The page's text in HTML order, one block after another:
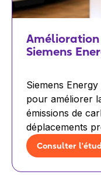
Siemens
Siemens
pour améliorer
émissions de
déplacements
Consulter